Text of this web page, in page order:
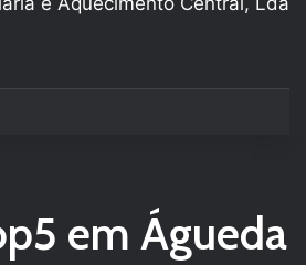
em Águeda